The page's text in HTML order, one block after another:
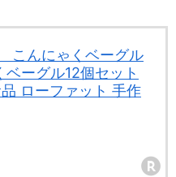
こんにゃくベーグル
ーグル12個セット
ローファット 手作